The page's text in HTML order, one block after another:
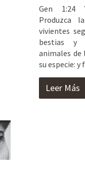
Gen 1:24
Produzca
vivientes
bestias y
animales de
su especie: y
Leer Más